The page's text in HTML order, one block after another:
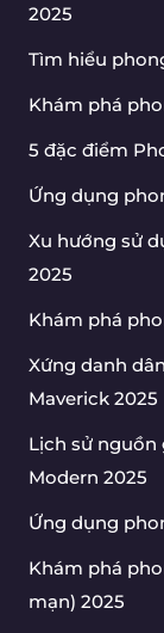
2025
Tìm hiểu
Khám phá
5 đặc điểm
Ứng dụng
Xu hướng sử
2025
Khám phá
Xứng danh
Maverick 2025
Lịch sử
Modern 2025
Ứng dụng
Khám phá
mạn) 2025